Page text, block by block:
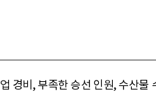
경비, 부족한 승선 인원, 수산물